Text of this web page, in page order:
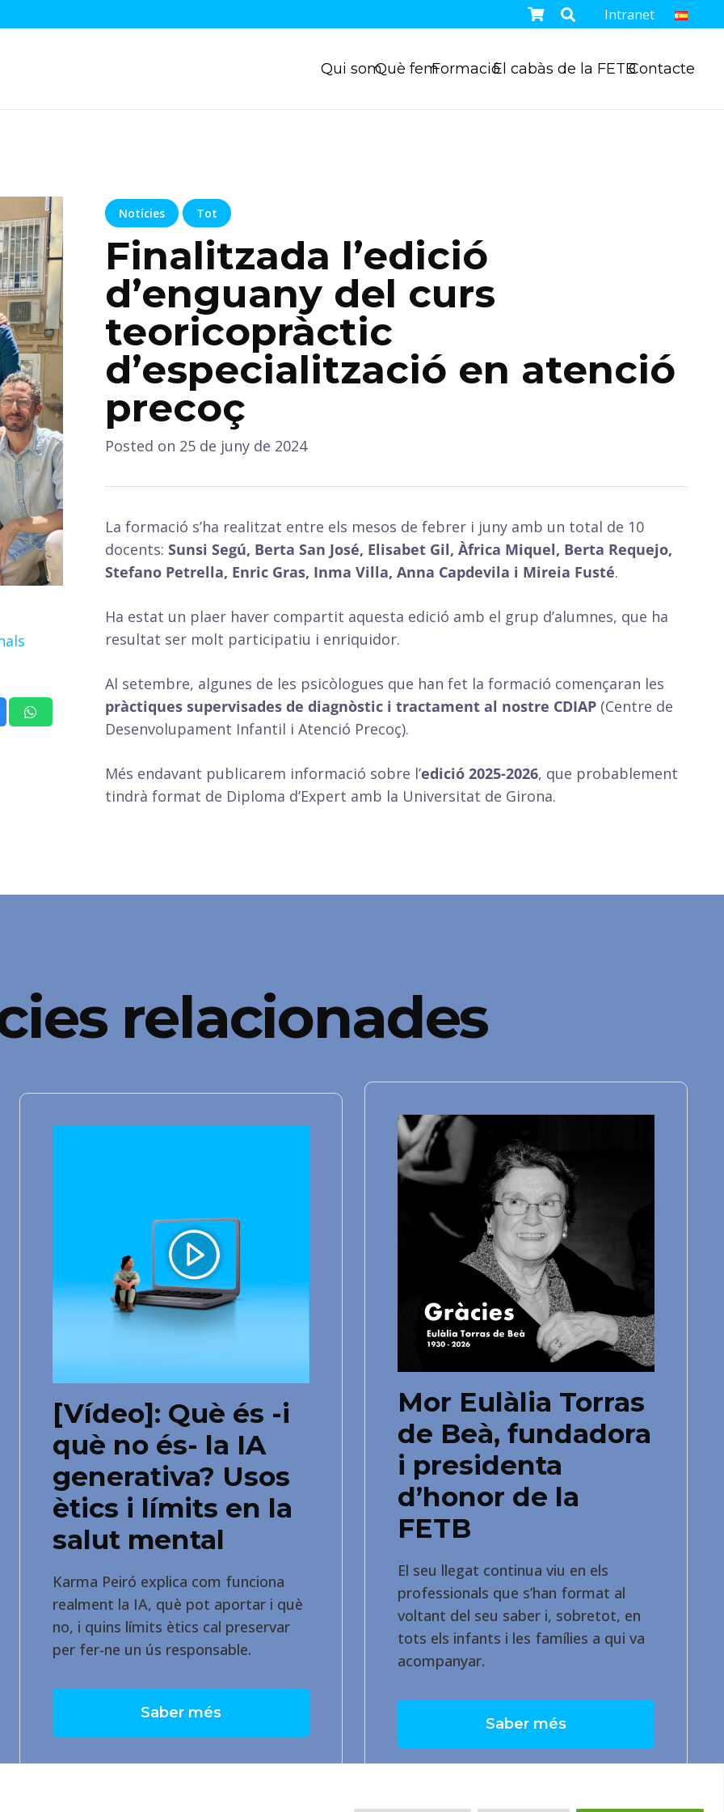
Intranet
Qui somQuè femFormacióEl cabàs de la FETBContacte
Notícies Tot
Finalitzada l’edició
d’enguany del curs
teoricopràctic
d’especialització en atenció
precoç
Posted on 25 de juny de 2024
La formació s’ha realitzat entre els mesos de febrer i juny amb un total de 10
docents: Sunsi Segú, Berta San José, Elisabet Gil, Àfrica Miquel, Berta Requejo,
Stefano Petrella, Enric Gras, Inma Villa, Anna Capdevila i Mireia Fusté.
Ha estat un plaer haver compartit aquesta edició amb el grup d’alumnes, que ha
resultat ser molt participatiu i enriquidor.
Al setembre, algunes de les psicòlogues que han fet la formació començaran les
pràctiques supervisades de diagnòstic i tractament al nostre CDIAP(Centre de
Desenvolupament Infantil i Atenció Precoç).
Més endavant publicarem informació sobre l’edició 2025-2026, que probablement
tindrà format de Diploma d’Expert amb la Universitat de Girona.
relacionades
[Vídeo]: Què és -i
què no és- la IA
generativa? Usos
ètics i límits en la
salut mental
Karma Peiró explica com funciona
realment la IA, què pot aportar i què
no, i quins límits ètics cal preservar
per fer-ne un ús responsable.
Saber més
Mor Eulàlia Torras
de Beà, fundadora
i presidenta
d’honor de la
FETB
El seu llegat continua viu en els
professionals que s’han format al
voltant del seu saber i, sobretot, en
tots els infants i les famílies a qui va
acompanyar.
Saber més